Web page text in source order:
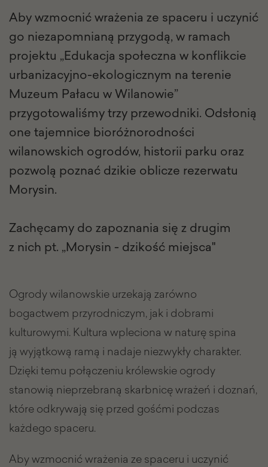
Aby wzmocnić wrażenia ze spaceru i uczynić
go niezapomnianą przygodą, w ramach
projektu „Edukacja społeczna w konflikcie
urbanizacyjno-ekologicznym na terenie
Muzeum Pałacu w Wilanowie”
przygotowaliśmy trzy przewodniki. Odsłonią
one tajemnice bioróżnorodności
wilanowskich ogrodów, historii parku oraz
pozwolą poznać dzikie oblicze rezerwatu
Morysin.
Zachęcamy do zapoznania się z drugim
z nich pt. „Morysin - dzikość miejsca"
Ogrody wilanowskie urzekają zarówno
bogactwem przyrodniczym, jak i dobrami
kulturowymi. Kultura wpleciona w naturę spina
ją wyjątkową ramą i nadaje niezwykły charakter.
Dzięki temu połączeniu królewskie ogrody
stanowią nieprzebraną skarbnicę wrażeń i doznań,
które odkrywają się przed gośćmi podczas
każdego spaceru.
Aby wzmocnić wrażenia ze spaceru i uczynić